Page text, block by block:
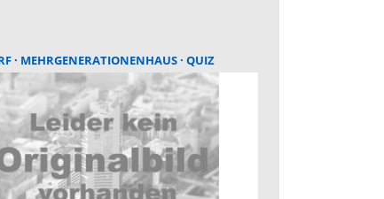
MEHRGENERATIONENHAUS QUIZ